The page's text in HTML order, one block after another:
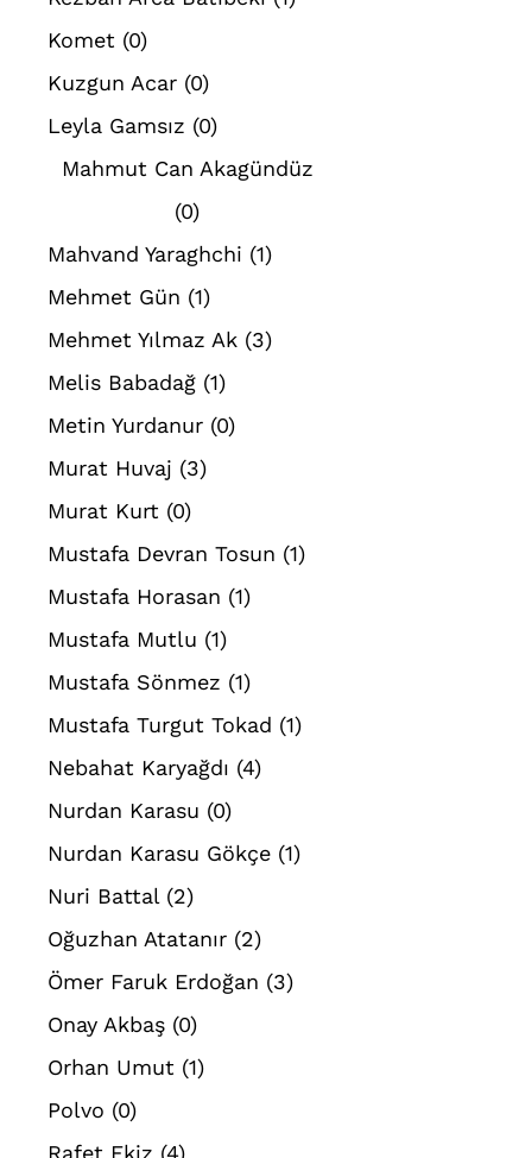
Komet (0)
Kuzgun Acar (0)
Leyla Gamsız (0)
Mahmut Can Akagündüz
(0)
Mahvand Yaraghchi (1)
Mehmet Gün (1)
Mehmet Yılmaz Ak (3)
Melis Babadağ (1)
Metin Yurdanur (0)
Murat Huvaj (3)
Murat Kurt (0)
Mustafa Devran Tosun (1)
Mustafa Horasan (1)
Mustafa Mutlu (1)
Mustafa Sönmez (1)
Mustafa Turgut Tokad (1)
Nebahat Karyağdı (4)
Nurdan Karasu (0)
Nurdan Karasu Gökçe (1)
Nuri Battal (2)
Oğuzhan Atatanır (2)
Ömer Faruk Erdoğan (3)
Onay Akbaş (0)
Orhan Umut (1)
Polvo (0)
Rafet Ekiz (4)